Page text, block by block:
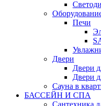
Печи
Двери
Двери
Двери
Сауна в
БАССЕЙН И СПА